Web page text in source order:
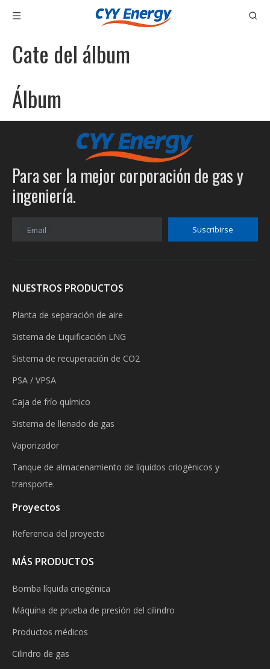
Cate del álbum
Álbum
Para ser la mejor corporación de gas y
ingeniería.
Email Suscribirse
NUESTROS PRODUCTOS
Planta de separación de aire
Sistema de Liquificación LNG
Sistema de recuperación de CO2
PSA / VPSA
Caja de frío químico
Sistema de llenado de gas
Vaporizador
Tanque de almacenamiento de líquidos criogénicos y
transporte.
Proyectos
Referencia del proyecto
MÁS PRODUCTOS
Bomba líquida criogénica
Máquina de prueba de presión del cilindro
Productos médicos
Cilindro de gas